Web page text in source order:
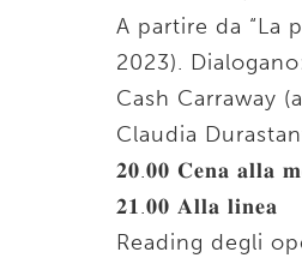
A partire da “La
2023).
Cash Carraway
Claudia
𝟐𝟎.𝟎𝟎 𝐂𝐞𝐧𝐚 𝐚𝐥𝐥𝐚
𝟐𝟏.𝟎𝟎 𝐀𝐥𝐥𝐚 𝐥𝐢𝐧𝐞𝐚
Reading degli